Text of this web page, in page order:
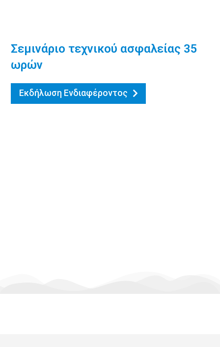
Σεμινάριο τεχνικού ασφαλείας 35
ωρών
Εκδήλωση Ενδιαφέροντος